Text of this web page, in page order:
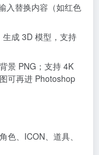
入替换内容（如红色
成 3D 模型，支持
景 PNG；支持 4K
可再进 Photoshop
色、ICON、道具、